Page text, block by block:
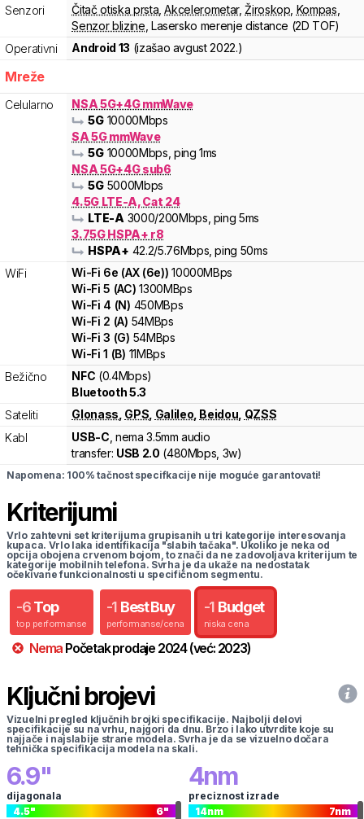
Senzori
Čitač otiska prsta ,Akcelerometar,Žiroskop Kompas
Senzor blizine Lasersko merenje distance (2D TOF)
Operativni
Android 13 (izašao avgust 2022.)
Mreže
Celularno
NSA 5G+4G mmWave
5G 10000Mbps
SA 5G mmWave
5G 10000Mbps , ping 1ms
NSA 5G+4G sub6
5G 5000Mbps
4.5G LTE-A, Cat 24
LTE-A 3000/200Mbps , ping 5ms
3.75G HSPA+ r8
HSPA+ 42.2/5.76Mbps , ping 50ms
WiFi
Wi-Fi 6e (AX (6e)) 10000MBps
Wi-Fi5 (AC) 1300MBps
Wi-Fi 4 (N) 450MBps
Wi-Fi 2 (A) 54MBps
Wi-Fi3 (G) 54MBps
Wi-Fi1 (B) 11MBps
Bežično
NFC (0.4Mbps)
Bluetooth 5.3
Sateliti
Glonass GPS Galileo Beidou QZSS
Kabl
USB-C , nema 3.5mm audio
transfer: USB 2.0 (480Mbps, 3w)
Napomena: 100% tačnost specifkacije nije moguće garantovati!
Kriterijumi
Vrlo zahtevni set kriterijuma grupisanih u tri kategorije interesovanja
kupaca. Vrlo laka identifikacija "slabih tačaka". Ukoliko je neka od
opcija obojena crvenom bojom, to znači da ne zadovoljava kriterijum te
kategorije mobilnih telefona. Svrha je da ukaže na nedostatak
očekivane funkcionalnosti u specifičnom segmentu.
-6 Top
top performanse
-1 Best Buy
performanse/cena
-1 Budget
niska cena
Nema Početak prodaje 2024(već: 2023)
Ključni brojevi
Vizuelni pregled ključnih brojki specifikacije. Najbolji delovi
specifikacije su na vrhu, najgori da dnu. Brzo i lako utvrdite koje su
najjače i najslabije strane modela. Svrha je da se vizuelno dočara
tehnička specifikacija modela na skali.
6.9"
dijagonala
4.5" 6"
4nm
preciznost izrade
14nm 7nm